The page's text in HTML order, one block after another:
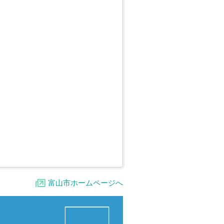
富山市ホームページへ